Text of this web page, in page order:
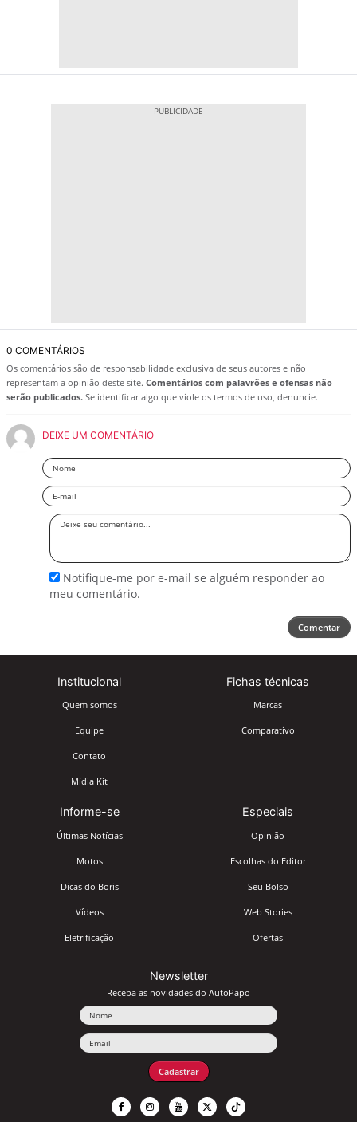
0 COMENTÁRIOS
Os comentários são de responsabilidade exclusiva de seus autores e não
representam a opinião deste site. Comentários com palavrões e ofensas não
serão publicados. Se identificar algo que viole os termos de uso, denuncie.
DEIXE UM COMENTÁRIO
Nome
Email
Deixe
Notifique-me por e-mail se alguém responder ao
meu comentário.
Comentar
Institucional
Quem somos
Equipe
Contato
Mídia Kit
Fichas técnicas
Marcas
Comparativo
Informe-se
Últimas Notícias
Motos
Dicas do Boris
Vídeos
Eletrificação
Especiais
Opinião
Escolhas do Editor
Seu Bolso
Web Stories
Ofertas
Newsletter
Receba as novidades do AutoPapo
Cadastrar